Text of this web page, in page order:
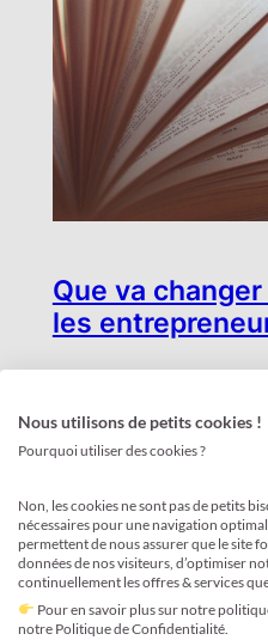
Que va
les
Le Plan d’Action pour la
depuis près de 2 ans. Le
les indépendants et les
Le ministre de l’économie
« PACTE, c’est l’instrument
Nous utilisons de petits cookies !
Pourquoi utiliser des cookies ?
Non, les cookies ne sont pas de petits
nécessaires pour une navigation
permettent de nous assurer que le site
données de nos visiteurs, d’optimiser
continuellement les offres & services
Pour en savoir plus sur notre
notre Politique de Confidentialité.